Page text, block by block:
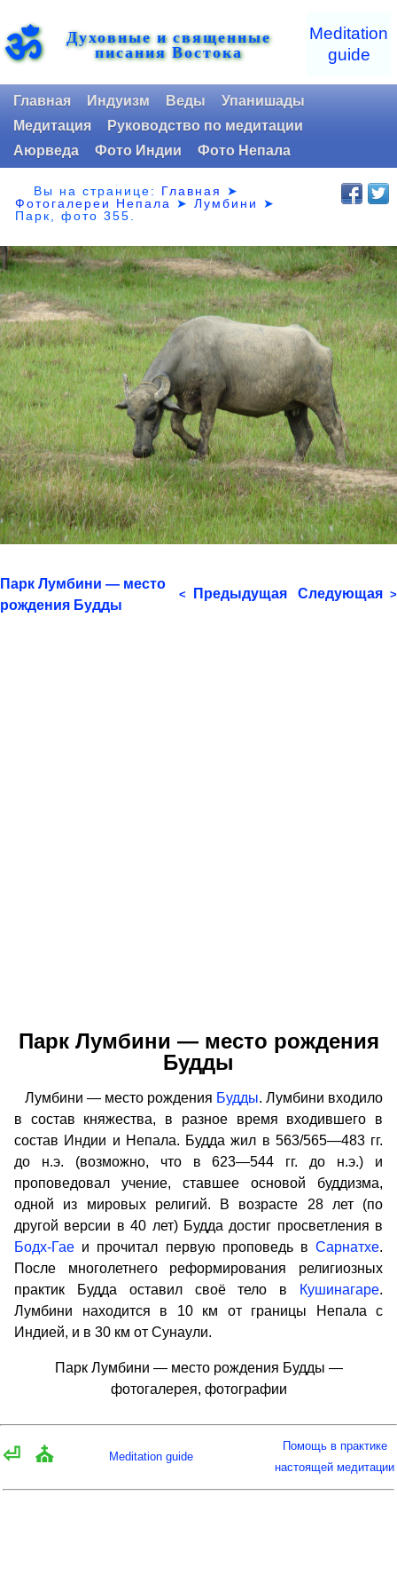
ॐ Духовные и священные
писания Востока
Meditation
guide
Главная Индуизм Веды
Упанишады
Медитация
Руководство по медитации
Аюрведа
Фото Индии Фото Непала
Вы на странице: Главная
➤
Фотогалереи Непала
➤Лумбини
➤
Парк,фото 355.
Парк Лумбини — место
рождения Будды
< Предыдущая Следующая >
Парк Лумбини — место рождения
Будды
Лумбини — место рождения Будды. Лумбини входило
в состав княжества, в разное время входившего в
состав Индии и Непала. Будда жил в 563/565—483 гг.
до н.э. (возможно, что в 623—544 гг. до н.э.) и
проповедовал учение, ставшее основой буддизма,
одной из мировых религий. В возрасте 28 лет (по
другой версии в 40 лет) Будда достиг просветления в
Бодх-Гае и прочитал первую проповедь в Сарнатхе.
После многолетнего реформирования религиозных
практик Будда оставил своё тело в
Кушинагаре.
Лумбини находится в 10 км от границы Непала с
Индией, и в 30 км от Сунаули.
Парк Лумбини — место рождения Будды —
фотогалерея, фотографии
⏎ ⛪ Meditation guide
Помощь в практике
настоящей медитации